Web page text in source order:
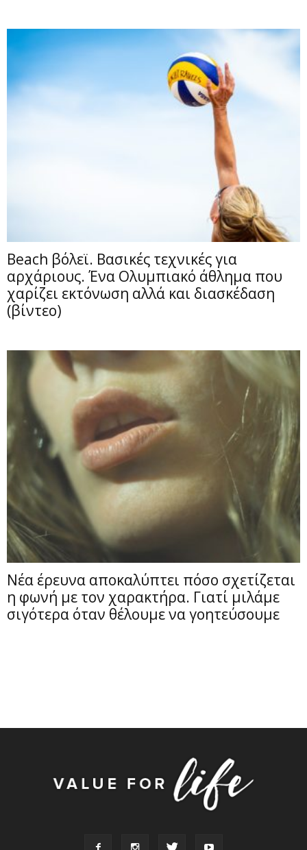
Beach βόλεϊ. Βασικές τεχνικές για
αρχάριους. Ένα Ολυμπιακό άθλημα που
χαρίζει εκτόνωση αλλά και διασκέδαση
(βίντεο)
Νέα έρευνα αποκαλύπτει πόσο σχετίζεται
η φωνή με τον χαρακτήρα. Γιατί μιλάμε
σιγότερα όταν θέλουμε να γοητεύσουμε